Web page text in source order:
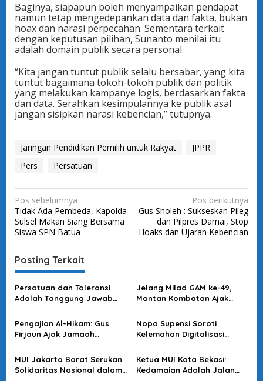
Baginya, siapapun boleh menyampaikan pendapat
namun tetap mengedepankan data dan fakta, bukan
hoax dan narasi perpecahan. Sementara terkait
dengan keputusan pilihan, Sunanto menilai itu
adalah domain publik secara personal.
“Kita jangan tuntut publik selalu bersabar, yang kita
tuntut bagaimana tokoh-tokoh publik dan politik
yang melakukan kampanye logis, berdasarkan fakta
dan data. Serahkan kesimpulannya ke publik asal
jangan sisipkan narasi kebencian,” tutupnya.
Jaringan Pendidikan Pemilih untuk Rakyat
JPPR
Pers
Persatuan
N
a
v
g
a
s
p
s
Pos sebelumnya
Tidak Ada Pembeda, Kapolda
Sulsel Makan Siang Bersama
Siswa SPN Batua
Pos berikutnya
Gus Sholeh : Sukseskan Pileg
dan Pilpres Damai, Stop
Hoaks dan Ujaran Kebencian
Posting Terkait
Persatuan dan Toleransi
Adalah Tanggung Jawab
Jelang Milad GAM ke-49,
Mantan Kombatan Ajak
Perdamaian
Pengajian Al-Hikam: Gus
Firjaun Ajak Jamaah
Sikap Toleran
Nopa Supensi Soroti
Kelemahan Digitalisasi
Sistem agar Tak Jadi
Sumber Misinformasi
MUI Jakarta Barat Serukan
Solidaritas Nasional dalam
Ketua MUI Kota Bekasi:
Kedamaian Adalah Jalan